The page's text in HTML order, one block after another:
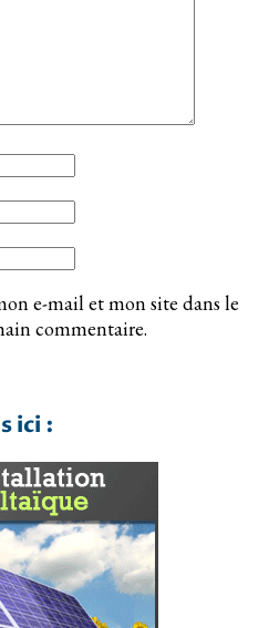
e-mail et mon site dans le
commentaire.
ici :